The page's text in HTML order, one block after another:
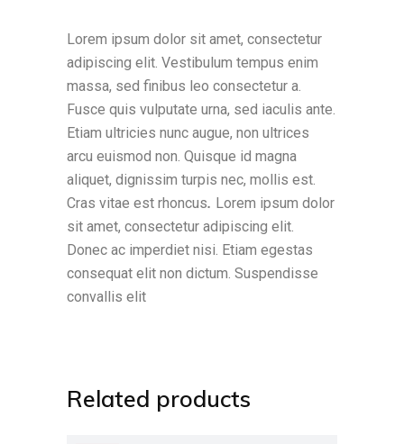
Lorem ipsum dolor sit amet, consectetur
adipiscing elit. Vestibulum tempus enim
massa, sed finibus leo consectetur a.
Fusce quis vulputate urna, sed iaculis ante.
Etiam ultricies nunc augue, non ultrices
arcu euismod non. Quisque id magna
aliquet, dignissim turpis nec, mollis est.
Cras vitae est rhoncus. Lorem ipsum dolor
sit amet, consectetur adipiscing elit.
Donec ac imperdiet nisi. Etiam egestas
consequat elit non dictum. Suspendisse
convallis elit
Related products